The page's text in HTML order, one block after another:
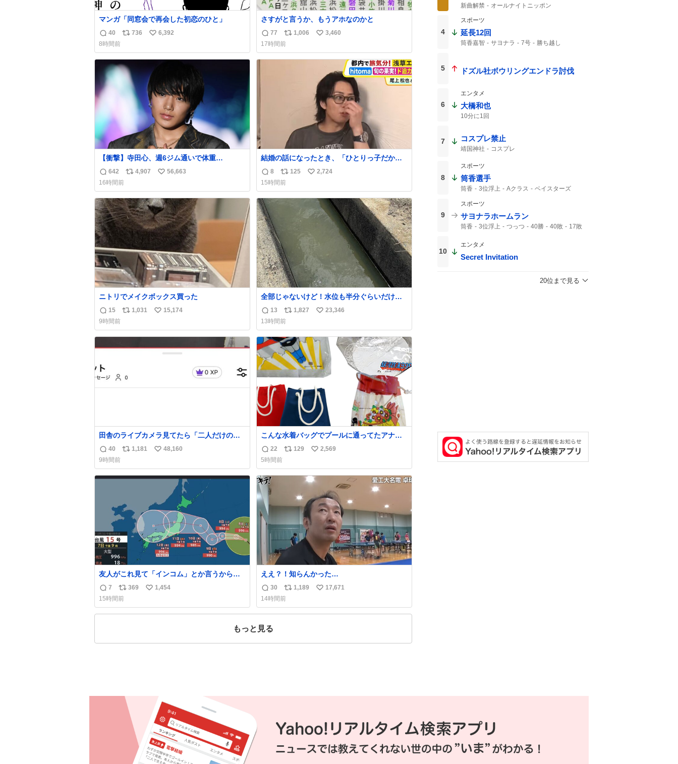
マンガ「同窓会で再会した初恋のひと」
返
信
数
40
リ
ス
ト
736
い
ね
数
6,392
8時間前
さすがと言うか、もうアホなのかと
返
信
数
77
リ
ポ
ス
1,006
い
ね
3,460
17時間前
【衝撃】寺田心、週6ジム通いで体重
62kg→82kgに 110kgのベンチプレス持ち上
げる姿披露
news.livedoor.com/article/detail… 元々自重
のみだったが、更に筋肉を大きくするためジ
ム通いを開始。筋肉増量のためおにぎり10
個、ゼリー飲料3～4本、パスタと毎日4千kcal
オーバーの食事を摂取し、増量したという。
返
信
数
642
リ
ス
ト
数
4,907
い
ね
数
56,663
16時間前
結婚の話になったとき、「ひとりっ子だから
僕が諦めた瞬間に一族が潰える」「死ぬとき1
人とか嫌」だから結婚願望は"ある"って答え
たものの、結局「（結婚は）向いてねぇのか
もしれない」で締める北山くん、きっといろ
いろ考えて言葉を選んで、まるく収めてくれ
たんだなと思った
返
信
数
8
リ
ポ
ス
125
い
ね
数
2,724
15時間前
ニトリでメイクボックス買った
返
信
数
15
リ
ス
ト
1,031
い
ね
数
15,174
9時間前
全部じゃないけど！水位も半分ぐらいだけ
ど！水が来はじめたよ！！！ 作業してくれた
方々ありがとーーー
ー！！！！！！！！！！！！！！！！！！！
！！！！！！！
返
信
数
13
リ
ポ
ス
ト
数
1,827
い
ね
数
23,346
13時間前
田舎のライブカメラ見てたら「二人だけの世
界」を発見した
返
信
数
40
リ
ス
1,181
い
ね
48,160
9時間前
こんな水着バッグでプールに通ってたアナ
タ、完全なる同世代（笑） #70年代 #80年
代 #昭和レトロ
返
信
数
22
リ
ス
129
い
ね
数
2,569
5時間前
友人がこれ見て「インコム」とか言うから、
もうそれにしか見えなくなっちゃった。
返
信
数
7
リ
ポ
ス
369
い
ね
1,454
15時間前
ええ？！知らんかった…
返
信
数
30
リ
ポ
ス
1,189
い
ね
17,671
14時間前
もっと見る
新曲解禁
オールナイトニッポン
4
スポーツ
延長12回
筒香嘉智 サヨナラ 7号
勝ち越し
5 ドズル社ボウリングエンドラ討伐
6
エンタメ
大橋和也
10分に1回
7 コスプレ禁止
靖国神社 コスプレ
8
スポーツ
筒香選手
筒香 3位浮上 Aクラス
ベイスターズ
9
スポーツ
サヨナラホームラン
筒香 3位浮上 つっつ 40勝 40敗
17敗
10
エンタメ
Secret Invitation
20位まで見る